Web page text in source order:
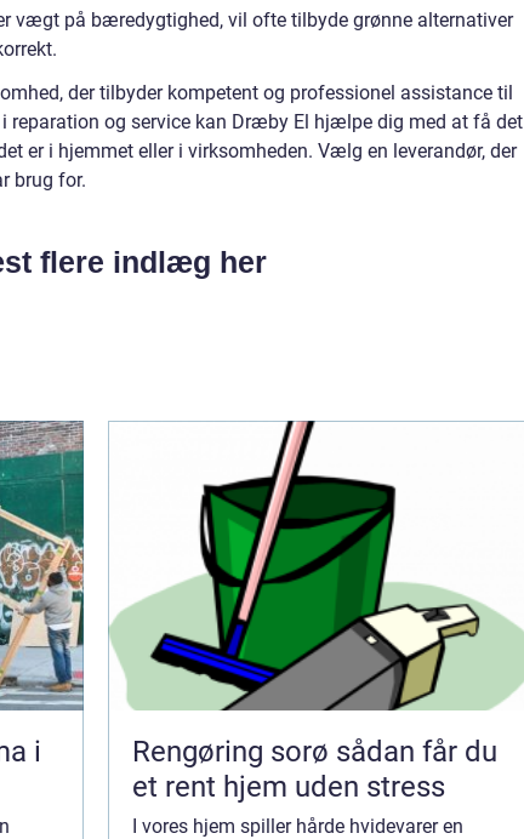
vægt på bæredygtighed, vil ofte tilbyde grønne alternativer
der tilbyder kompetent og professionel assistance til
reparation og service kan Dræby El hjælpe dig med at få det
er i hjemmet eller i virksomheden. Vælg en leverandør, der
brug for.
flere indlæg her
i
Rengøring sorø sådan får du
et rent hjem uden stress
I vores hjem spiller hårde hvidevarer en